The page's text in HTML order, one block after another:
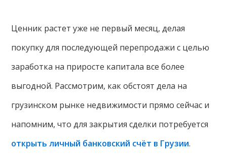
Ценник растет уже не первый месяц, делая
покупку для последующей перепродажи с целью
заработка на приросте капитала все более
выгодной. Рассмотрим, как обстоят дела на
грузинском рынке недвижимости прямо сейчас и
напомним, что для закрытия сделки потребуется
открыть личный банковский счёт в Грузии.